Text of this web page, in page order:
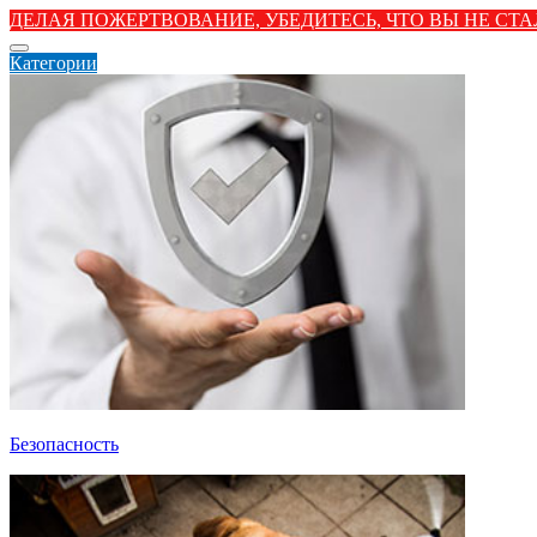
ДЕЛАЯ ПОЖЕРТВОВАНИЕ, УБЕДИТЕСЬ, ЧТО ВЫ НЕ
Категории
Безопасность